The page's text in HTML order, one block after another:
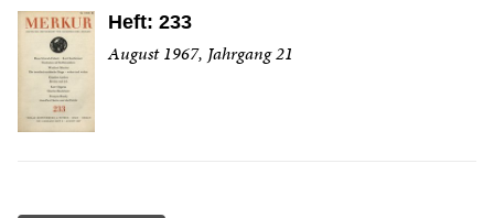
Heft: 233
August 1967, Jahrgang 21